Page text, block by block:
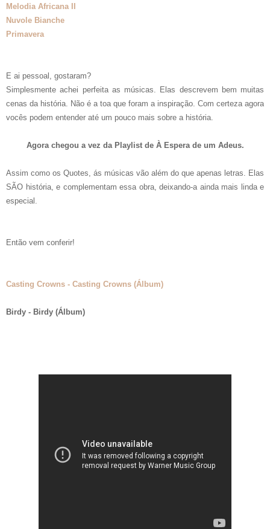
Melodia Africana II
Nuvole Bianche
Primavera
E ai pessoal, gostaram?
Simplesmente achei perfeita as músicas. Elas descrevem bem muitas
cenas da história. Não é a toa que foram a inspiração. Com certeza agora
vocês podem entender até um pouco mais sobre a história.
Agora chegou a vez da Playlist de À Espera de um Adeus.
Assim como os Quotes, ás músicas vão além do que apenas letras. Elas
SÃO história, e complementam essa obra, deixando-a ainda mais linda e
especial.
Então vem conferir!
Casting Crowns - Casting Crowns (Álbum)
Birdy - Birdy (Álbum)